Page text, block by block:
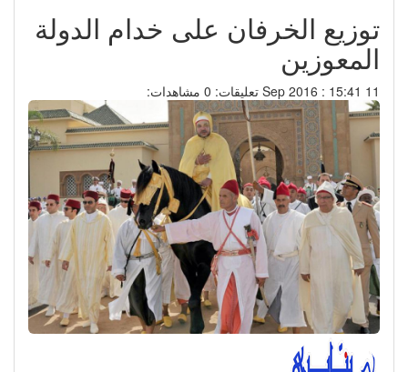
توزيع الخرفان على خدام الدولة
المعوزين
11 Sep 2016 : 15:41 تعليقات: 0 مشاهدات: